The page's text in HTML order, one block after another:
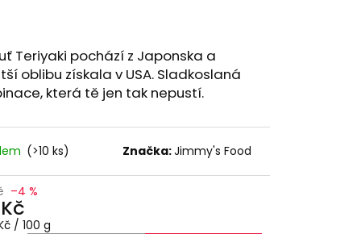
Teriyaki pochází z Japonska a
oblibu získala v USA. Sladkoslaná
která tě jen tak nepustí.
(>10 ks) Značka:Jimmy's Food
–4 %
/ 100 g
250 G